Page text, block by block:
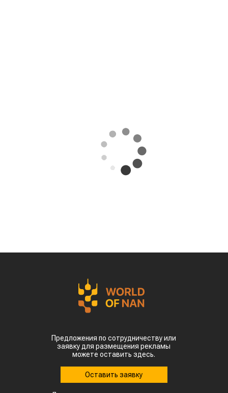
Предложения по сотрудничеству или
заявку для размещения рекламы
можете оставить здесь.
Оставить заявку